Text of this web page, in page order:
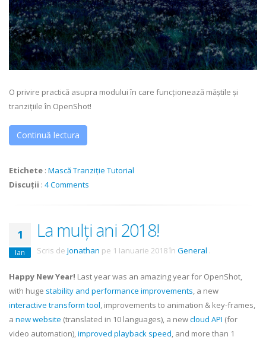
O privire practică asupra modului în care funcționează măștile și
tranzițiile în OpenShot!
Continuă lectura
Etichete : MascăTranziție Tutorial
Discuții : 4 Comments
1
Ian
La mulți ani 2018!
Scris de Jonathan pe 1 Ianuarie 2018în General .
Happy New Year! Last year was an amazing year for OpenShot,
with huge stability and performance improvements, a new
interactive transform tool, improvements to animation & key-frames,
a new website (translated in 10 languages), a newcloud API (for
video automation),improved playback speed, and more than 1